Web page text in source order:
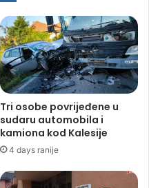
Tri osobe povrijeđene u
sudaru automobila i
kamiona kod Kalesije
4 days ranije